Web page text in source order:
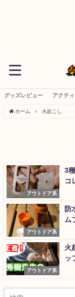
グッズレビュー アクテ
ホーム 火起こし
アウトドア系
3
コ
アウトドア系
防
ム
アウトドア系
火
ッ